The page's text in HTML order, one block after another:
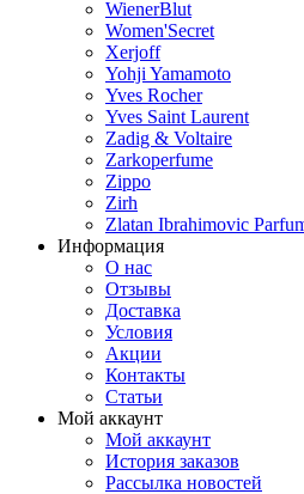
WienerBlut
Women'Secret
Xerjoff
Yohji Yamamoto
Yves Rocher
Yves Saint Laurent
Zadig & Voltaire
Zarkoperfume
Zippo
Zirh
Zlatan Ibrahimovic
Информация
О нас
Отзывы
Доставка
Условия
Aкции
Контакты
Статьи
Мой аккаунт
Мой аккаунт
История заказов
Рассылка новостей